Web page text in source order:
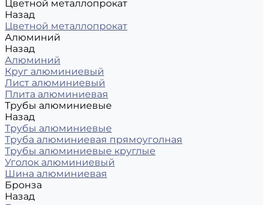
Цветной металлопрокат
Назад
Цветной металлопрокат
Алюминий
Назад
Алюминий
Круг алюминиевый
Лист алюминиевый
Плита алюминиевая
Трубы алюминиевые
Назад
Трубы алюминиевые
Труба алюминиевая прямоуголная
Трубы алюминиевые круглые
Уголок алюминиевый
Шина алюминиевая
Бронза
Назад